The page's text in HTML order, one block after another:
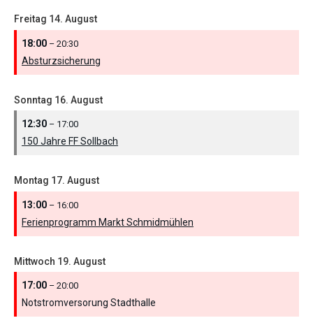
Freitag 14. August
18:00 – 20:30
Absturzsicherung
Sonntag 16. August
12:30 – 17:00
150 Jahre FF Sollbach
Montag 17. August
13:00 – 16:00
Ferienprogramm Markt Schmidmühlen
Mittwoch 19. August
17:00 – 20:00
Notstromversorung Stadthalle